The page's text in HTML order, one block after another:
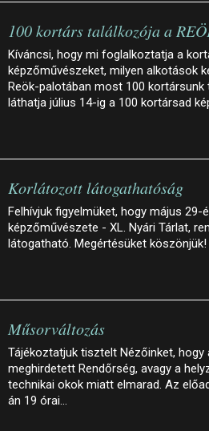
100 kortárs találkozója a
Kíváncsi, hogy mi foglalkoztatja a
képzőművészeket, milyen alkotások
Reök-palotában most 100
láthatja július 14-ig a 100 kortársad
Korlátozott látogathatóság
Felhívjuk figyelmüket, hogy május
képzőművészete - XL. Nyári Tárlat,
látogatható. Megértésüket köszönjük!
Műsorváltozás
Tájékoztatjuk tisztelt Nézőinket, hogy
meghirdetett Rendőrség, avagy a
technikai okok miatt elmarad. Az
án 19 órai…